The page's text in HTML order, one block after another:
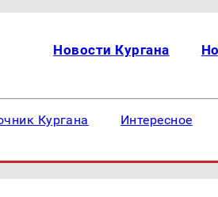
Новости Кургана
Кургана Интересное